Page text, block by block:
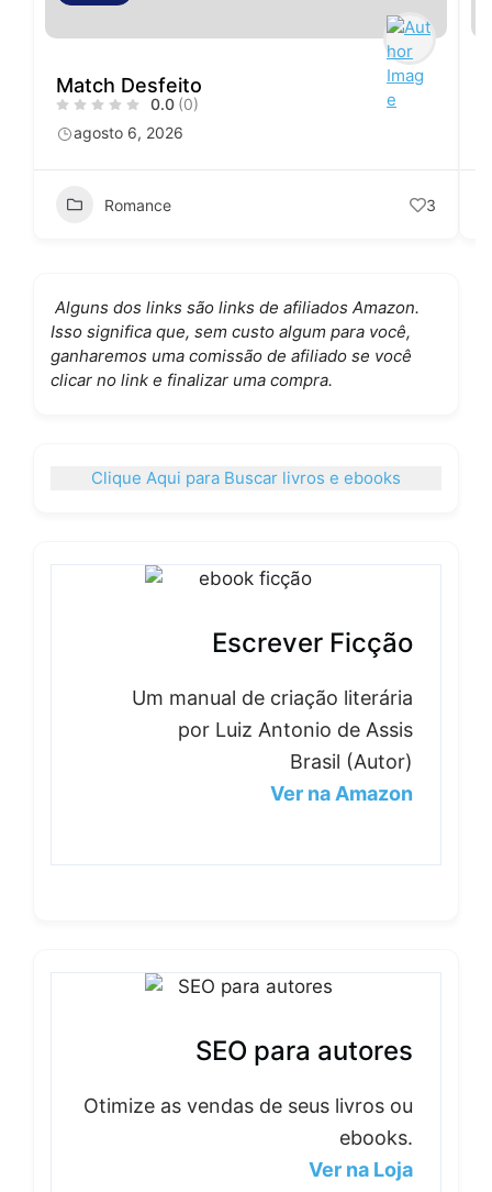
Match Desfeito
0.0 (0)
agosto 6, 2026
Romance 3
Alguns dos links são links de afiliados Amazon.
Isso significa que, sem custo algum para você,
ganharemos uma comissão de afiliado se você
clicar no link e finalizar uma compra.
Clique Aqui para Buscar livros e ebooks
Escrever Ficção
Um manual de criação literária
por Luiz Antonio de Assis
Brasil (Autor)
Ver na Amazon
SEO para autores
Otimize as vendas de seus livros ou
ebooks.
Ver na Loja